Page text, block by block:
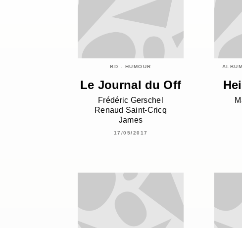
BD - HUMOUR
Le Journal du Off
Frédéric Gerschel
Renaud Saint-Cricq
James
17/05/2017